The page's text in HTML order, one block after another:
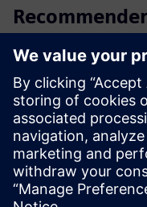
Hopper Onboarding
setup of the IT
configuration of the
Package can be
annual subscr...
További információk